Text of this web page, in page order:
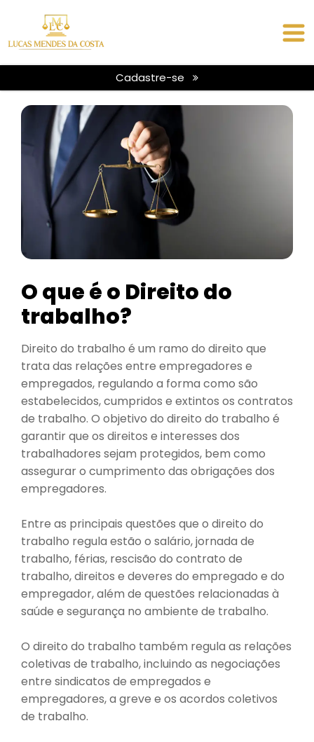
Cadastre-se
O que é o Direito do
trabalho?
Direito do trabalho é um ramo do direito que
trata das relações entre empregadores e
empregados, regulando a forma como são
estabelecidos, cumpridos e extintos os contratos
de trabalho. O objetivo do direito do trabalho é
garantir que os direitos e interesses dos
trabalhadores sejam protegidos, bem como
assegurar o cumprimento das obrigações dos
empregadores.
Entre as principais questões que o direito do
trabalho regula estão o salário, jornada de
trabalho, férias, rescisão do contrato de
trabalho, direitos e deveres do empregado e do
empregador, além de questões relacionadas à
saúde e segurança no ambiente de trabalho.
O direito do trabalho também regula as relações
coletivas de trabalho, incluindo as negociações
entre sindicatos de empregados e
empregadores, a greve e os acordos coletivos
de trabalho.